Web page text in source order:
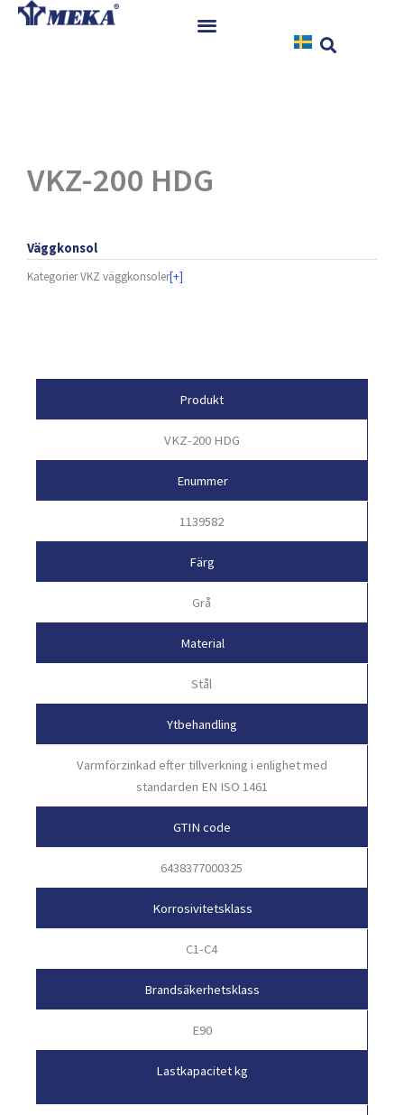
Hoppa
Nedladdningar
Kontakt
VKZ-200 HDG
Väggkonsol
KategorierVKZ väggkonsoler[+]
Produkt
VKZ-200 HDG
Enummer
1139582
Färg
Grå
Material
Stål
Ytbehandling
Varmförzinkad efter tillverkning i enlighet med
standarden EN ISO 1461
GTIN code
6438377000325
Korrosivitetsklass
C1-C4
Brandsäkerhetsklass
E90
Lastkapacitet kg